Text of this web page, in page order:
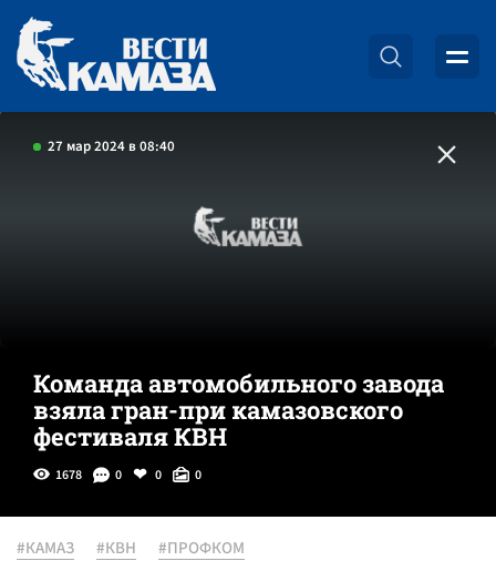
27 мар 2024 в 08:40
Команда автомобильного завода
взяла гран-при камазовского
фестиваля КВН
1678 0 0 0
#КАМАЗ #КВН #ПРОФКОМ